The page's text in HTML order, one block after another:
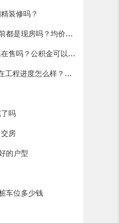
装修吗？
都是现房吗？均价多
售吗？公积金可以贷
工程进度怎么样？什
吗
房
的户型
车位多少钱